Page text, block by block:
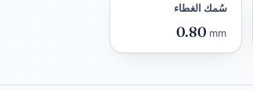
سُمك الغطاء
0.80 mm